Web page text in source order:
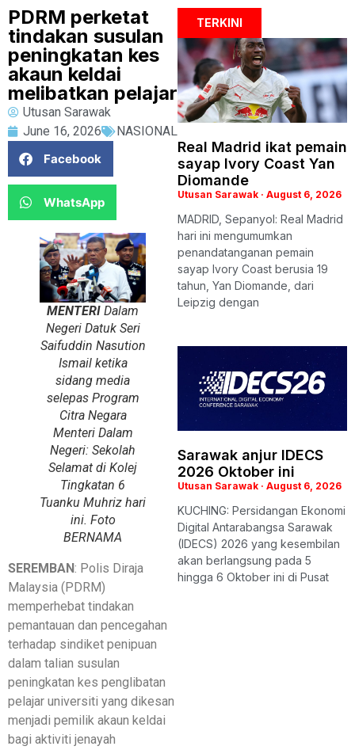
PDRM perketat
tindakan susulan
peningkatan kes
akaun keldai
melibatkan pelajar
Utusan Sarawak
June 16, 2026
NASIONAL
Facebook
WhatsApp
MENTERI Dalam
Negeri Datuk Seri
Saifuddin Nasution
Ismail ketika
sidang media
selepas Program
Citra Negara
Menteri Dalam
Negeri: Sekolah
Selamat di Kolej
Tingkatan 6
Tuanku Muhriz hari
ini. Foto
BERNAMA
SEREMBAN: Polis Diraja
Malaysia (PDRM)
memperhebat tindakan
pemantauan dan pencegahan
terhadap sindiket penipuan
dalam talian susulan
peningkatan kes penglibatan
pelajar universiti yang dikesan
menjadi pemilik akaun keldai
bagi aktiviti jenayah
TERKINI
Real Madrid ikat pemain
sayap Ivory Coast Yan
Diomande
Utusan Sarawak August 6, 2026
MADRID, Sepanyol: Real Madrid
hari ini mengumumkan
penandatanganan pemain
sayap Ivory Coast berusia 19
tahun, Yan Diomande, dari
Leipzig dengan
Sarawak anjur IDECS
2026 Oktober ini
Utusan Sarawak August 6, 2026
KUCHING: Persidangan Ekonomi
Digital Antarabangsa Sarawak
(IDECS) 2026 yang kesembilan
akan berlangsung pada 5
hingga 6 Oktober ini di Pusat